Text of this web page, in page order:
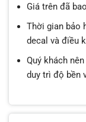
Giá trên đã
Thời gian bảo
decal và điều
Quý khách
duy trì độ bền